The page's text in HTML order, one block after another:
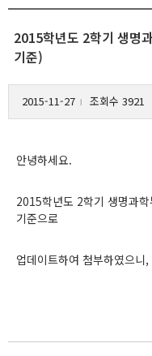
2015학년도 2학기 생명
기준)
2015-11-27 l 조회수 3921
안녕하세요.
2015학년도 2학기 생명과
기준으로
업데이트하여 첨부하였으니